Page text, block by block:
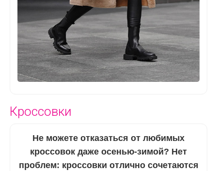
Кроссовки
Не можете отказаться от любимых
кроссовок даже осенью-зимой? Нет
проблем: кроссовки отлично сочетаются